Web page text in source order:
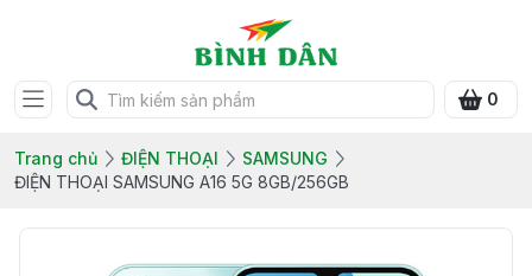
0
Trang chủ ĐIỆN THOẠI
SAMSUNG
ĐIỆN THOẠI SAMSUNG A16 5G 8GB/256GB